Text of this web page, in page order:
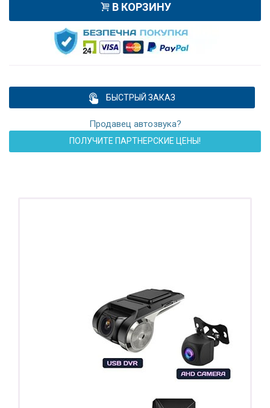
В КОРЗИНУ
БЫСТРЫЙ ЗАКАЗ
Продавец автозвука?
ПОЛУЧИТЕ ПАРТНЕРСКИЕ ЦЕНЫ!